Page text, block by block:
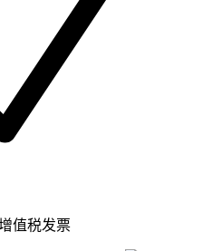
值税发票